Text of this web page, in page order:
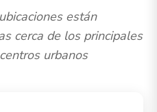
están
cerca de los principales
urbanos